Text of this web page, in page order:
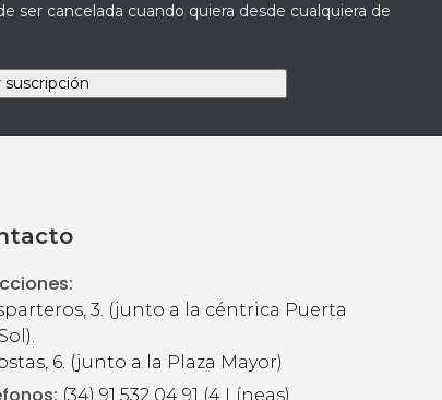
ser cancelada cuando quiera desde cualquiera de
3. (junto a la céntrica Puerta
6. (junto a la Plaza Mayor)
(34) 91 532 04 91 (4 Líneas)